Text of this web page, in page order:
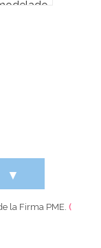
▼
la Firma PME.(